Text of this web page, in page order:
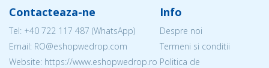
Contacteaza-ne
Tel: +40 722 117 487 (WhatsApp)
Email: RO@eshopwedrop.com
Website: https://www.eshopwedrop.ro
Info
Despre noi
Termeni si conditii
Politica de